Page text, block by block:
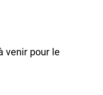
venir pour le